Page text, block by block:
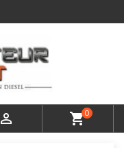
 shopping_cart0